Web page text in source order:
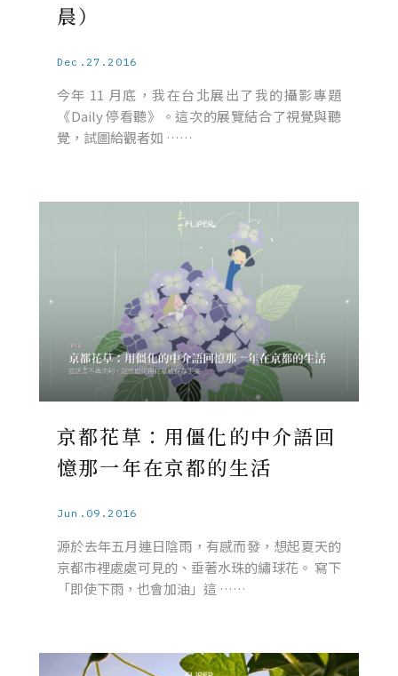
晨）
Dec.27.2016
今年 11 月底，我在台北展出了我的攝影專題
《Daily 停看聽》。這次的展覽結合了視覺與聽
覺，試圖給觀者如 ……
京都花草：用僵化的中介語回
憶那一年在京都的生活
Jun.09.2016
源於去年五月連日陰雨，有感而發，想起夏天的
京都市裡處處可見的、垂著水珠的繡球花。 寫下
「即使下雨，也會加油」這 ……